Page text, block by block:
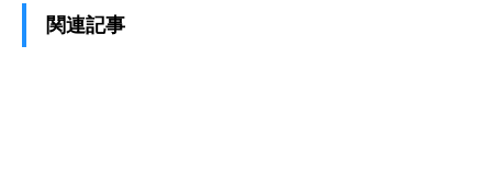
関連記事